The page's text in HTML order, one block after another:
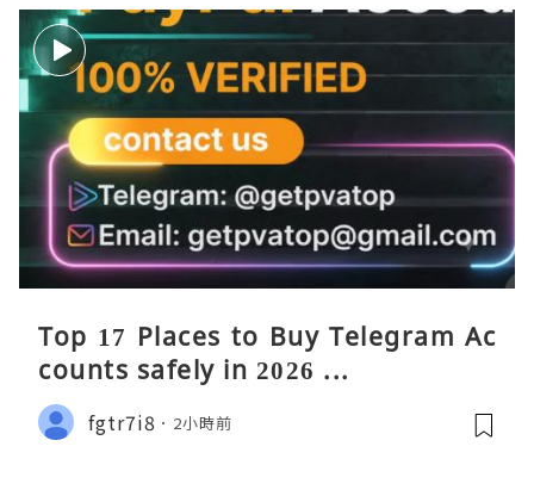
Top 17 Places to Buy Telegram Ac
counts safely in 2026 ...
fgtr7i8 2小時前